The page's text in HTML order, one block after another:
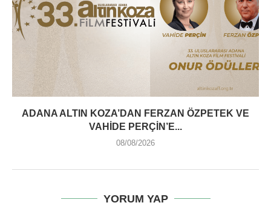
ADANA ALTIN KOZA’DAN FERZAN ÖZPETEK VE
VAHIDE PERÇIN’E...
08/08/2026
YORUM YAP